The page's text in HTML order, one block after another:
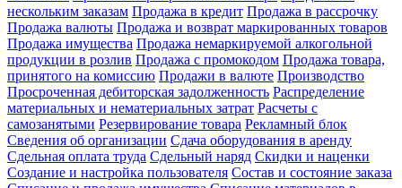
нескольким заказам Продажа в кредит Продажа в рассрочку
Продажа валюты Продажа и возврат маркированных товаров
Продажа имущества Продажа немаркируемой алкогольной
продукции в розлив Продажа с промокодом Продажа товара,
принятого на комиссию Продажи в валюте Производство
Просроченная дебиторская задолженность Распределение
материальных и нематериальных затрат Расчеты с
самозанятыми Резервирование товара Рекламный блок
Сведения об организации Сдача оборудования в аренду
Сдельная оплата труда Сдельный наряд Скидки и наценки
Создание и настройка пользователя Состав и состояние заказа